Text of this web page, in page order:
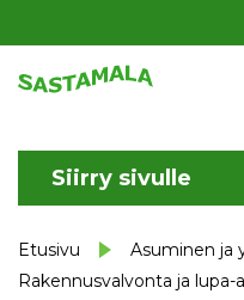
Etusivu
Asuminen ja
Rakennusvalvonta ja lupa-
Siirry sivulle